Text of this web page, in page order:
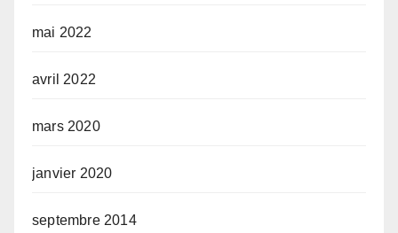
mai 2022
avril 2022
mars 2020
janvier 2020
septembre 2014